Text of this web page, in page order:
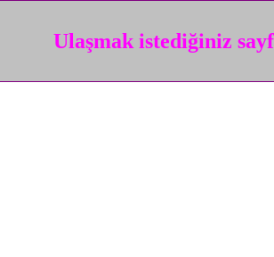
Ulaşmak istediğiniz